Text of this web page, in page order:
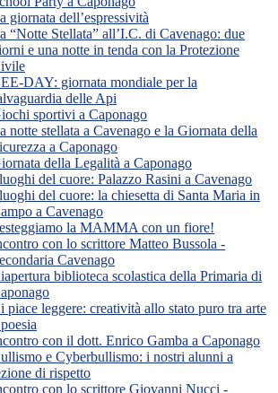
giornata dell’espressività
“Notte Stellata” all’I.C. di Cavenago: due
e una notte in tenda con la Protezione
DAY: giornata mondiale per la
delle Api
sportivi a Caponago
notte stellata a Cavenago e la Giornata della
a Caponago
della Legalità a Caponago
del cuore: Palazzo Rasini a Cavenago
del cuore: la chiesetta di Santa Maria in
a Cavenago
la MAMMA con un fiore!
con lo scrittore Matteo Bussola -
Cavenago
biblioteca scolastica della Primaria di
piace leggere: creatività allo stato puro tra arte
con il dott. Enrico Gamba a Caponago
e Cyberbullismo: i nostri alunni a
di rispetto
con lo scrittore Giovanni Nucci -